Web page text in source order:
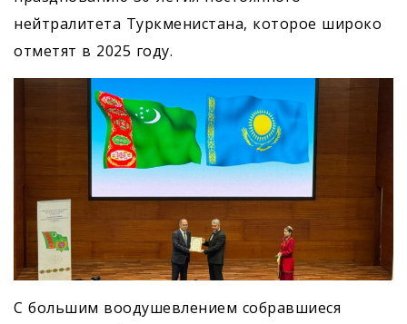
нейтралитета Туркменистана, которое широко
отметят в 2025 году.
С большим воодушевлением собравшиеся